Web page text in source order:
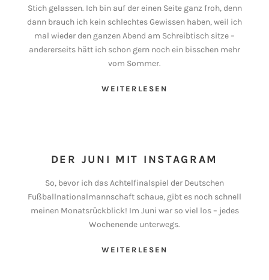
Stich gelassen. Ich bin auf der einen Seite ganz froh, denn
dann brauch ich kein schlechtes Gewissen haben, weil ich
mal wieder den ganzen Abend am Schreibtisch sitze –
andererseits hätt ich schon gern noch ein bisschen mehr
vom Sommer.
WEITERLESEN
DER JUNI MIT INSTAGRAM
So, bevor ich das Achtelfinalspiel der Deutschen
Fußballnationalmannschaft schaue, gibt es noch schnell
meinen Monatsrückblick! Im Juni war so viel los – jedes
Wochenende unterwegs.
WEITERLESEN